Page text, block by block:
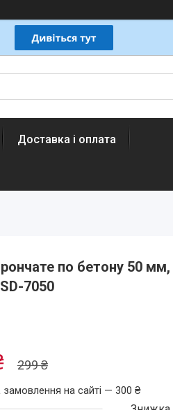
Доставка і оплата
по бетону 50
7050
299 ₴
замовлення на сайті — 300 ₴